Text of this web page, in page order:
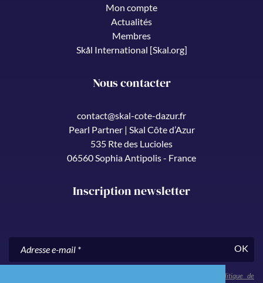
Mon compte
Actualités
Membres
Skål International [Skal.org]
Nous contacter
contact@skal-cote-dazur.fr
Pearl Partner | Skal Côte d’Azur
535 Rte des Lucioles
06560 Sophia Antipolis - France
Inscription newsletter
OK
politique de